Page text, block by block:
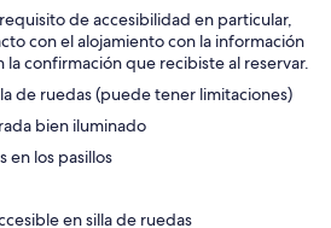
de accesibilidad en particular,
con el alojamiento con la información
la confirmación que recibiste al reservar.
de ruedas (puede tener limitaciones)
bien iluminado
en los pasillos
en silla de ruedas